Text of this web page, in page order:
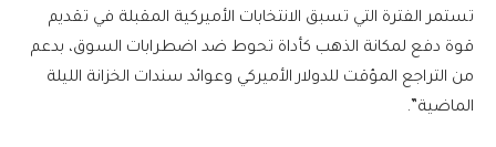
تستمر الفترة التي تسبق الانتخابات الأميركية المقبلة في تقديم
قوة دفع لمكانة الذهب كأداة تحوط ضد اضطرابات السوق، بدعم
من التراجع المؤقت للدولار الأميركي وعوائد سندات الخزانة الليلة
الماضية”.